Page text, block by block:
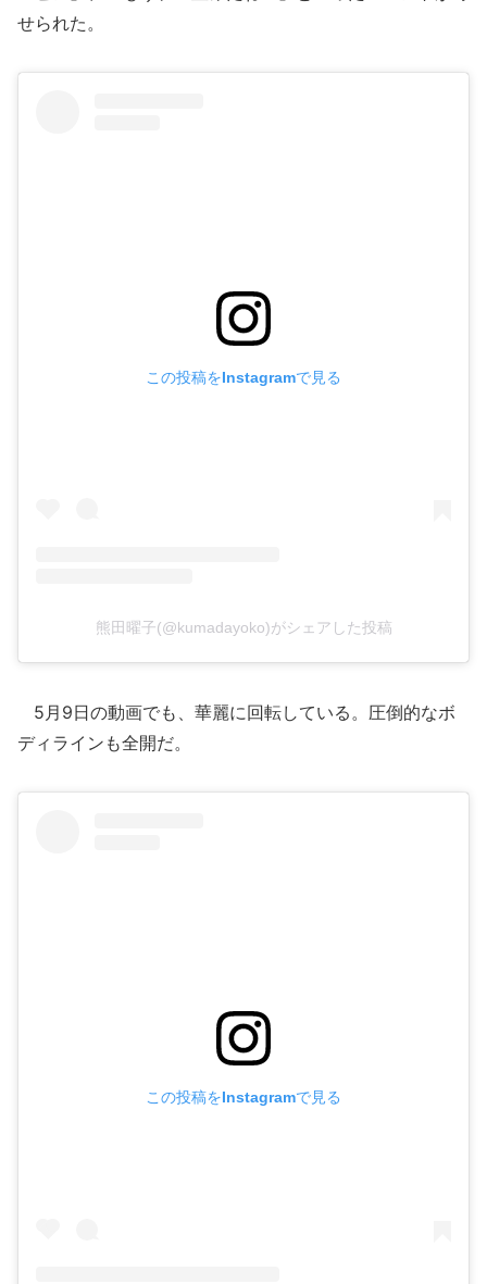
せられた。
この投稿をInstagramで見る
熊田曜子(@kumadayoko)がシェアした投稿
5月9日の動画でも、華麗に回転している。圧倒的なボ
ディラインも全開だ。
この投稿をInstagramで見る